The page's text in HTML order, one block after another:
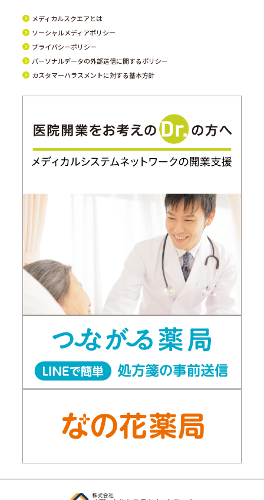
メディカルスクエアとは
ソーシャルメディアポリシー
プライバシーポリシー
パーソナルデータの外部送信に関するポリシー
カスタマーハラスメントに対する基本方針